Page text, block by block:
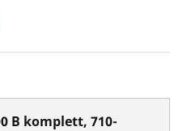
B komplett, 710-